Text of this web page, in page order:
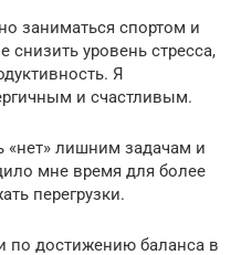
заниматься спортом и
уровень стресса,
Я
и счастливым.
«нет» лишним задачам и
мне время для более
перегрузки.
по достижению баланса в